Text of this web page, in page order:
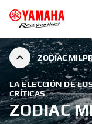
ZODIAC
LA ELECCIÓN DE
CRÍTICAS
ZODIAC